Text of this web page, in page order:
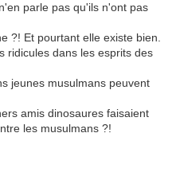
parle pas qu'ils n'ont pas
?! Et pourtant elle existe bien.
ridicules dans les esprits des
jeunes musulmans peuvent
amis dinosaures faisaient
les musulmans ?!